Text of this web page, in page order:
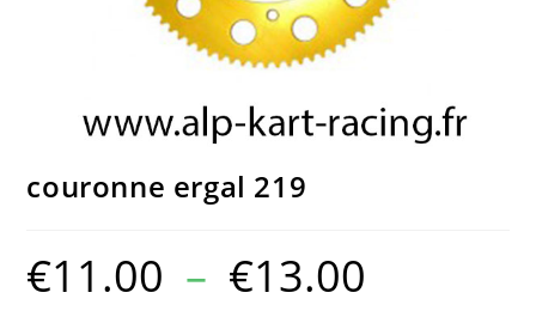
couronne ergal 219
€11.00 – €13.00